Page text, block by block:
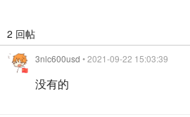
2 回帖
3nlc600usd • 2021-09-22 15:03:39
没有的